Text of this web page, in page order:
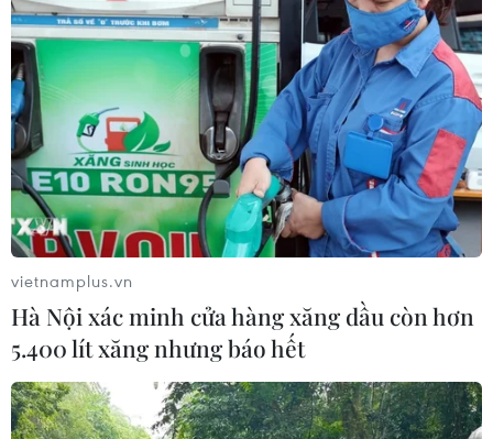
vietnamplus.vn
Hà Nội xác minh cửa hàng xăng dầu còn hơn
5.400 lít xăng nhưng báo hết